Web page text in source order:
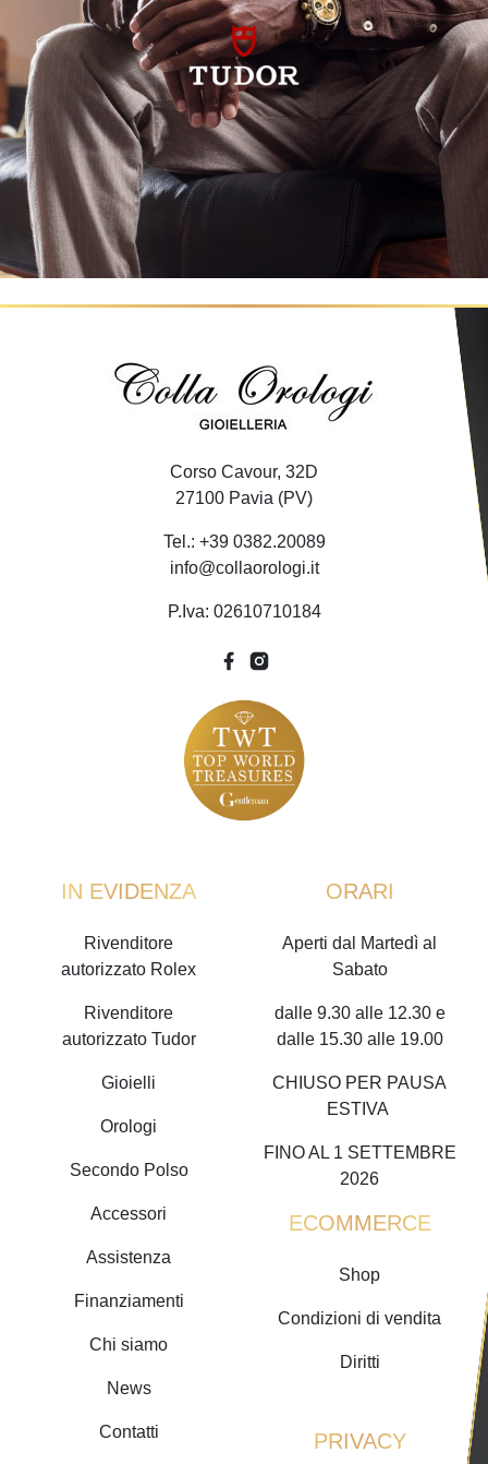
Corso Cavour, 32D
27100 Pavia (PV)
Tel.: +39 0382.20089
info@collaorologi.it
P.Iva: 02610710184
IN EVIDENZA
Rivenditore
autorizzato Rolex
Rivenditore
autorizzato Tudor
Gioielli
Orologi
Secondo Polso
Accessori
Assistenza
Finanziamenti
Chi siamo
News
Contatti
ORARI
Aperti dal Martedì al
Sabato
dalle 9.30 alle 12.30 e
dalle 15.30 alle 19.00
CHIUSO PER PAUSA
ESTIVA
FINO AL 1 SETTEMBRE
2026
ECOMMERCE
Shop
Condizioni di vendita
Diritti
PRIVACY